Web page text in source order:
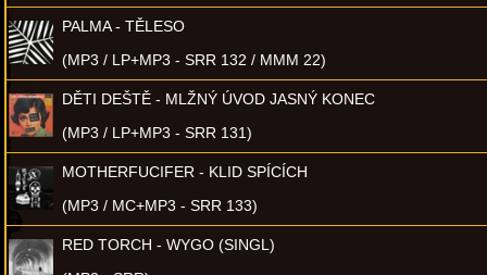
PALMA - TĚLESO
(MP3 / LP+MP3 - SRR 132 / MMM 22)
DĚTI DEŠTĚ - MLŽNÝ ÚVOD JASNÝ KONEC
(MP3 / LP+MP3 - SRR 131)
MOTHERFUCIFER - KLID SPÍCÍCH
(MP3 / MC+MP3 - SRR 133)
RED TORCH - WYGO (SINGL)